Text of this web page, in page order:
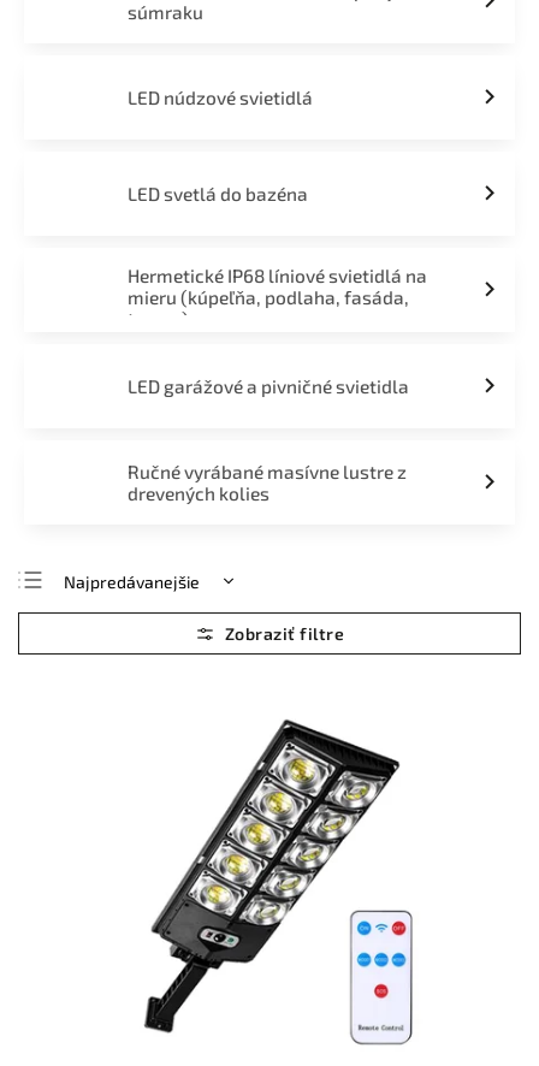
súmraku
LED núdzové svietidlá
LED svetlá do bazéna
Hermetické IP68 líniové svietidlá na
mieru (kúpeľňa, podlaha, fasáda,
terasa)
LED garážové a pivničné svietidla
Ručné vyrábané masívne lustre z
drevených kolies
Najpredávanejšie
Najlacnejšie
Najdrahšie